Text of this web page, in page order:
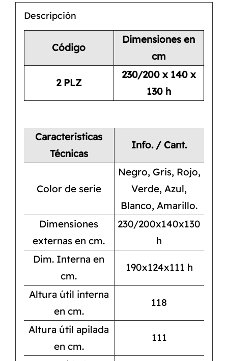
Descripción
Código
Dimensiones en
cm
2 PLZ
230/200 x 140 x
130 h
Características
Técnicas
Info. / Cant.
Color de serie
Negro, Gris, Rojo,
Verde, Azul,
Blanco, Amarillo.
Dimensiones
externas en cm.
230/200x140x130
h
Dim. Interna en
cm.
190x124x111 h
Altura útil interna
en cm.
118
Altura útil apilada
en cm.
111